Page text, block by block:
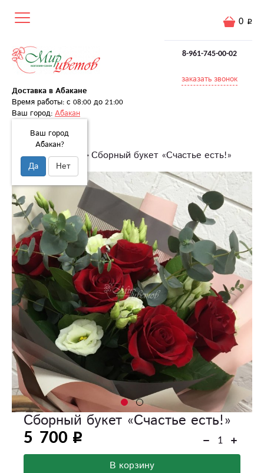
8-961-745-00-02
заказать звонок
Доставка в Абакане
Время работы: с 08:00 до 21:00
Ваш город: Абакан
Ваш город
Абакан?
Да Нет
0
Главная Букеты Сборный букет «Счастье есть!»
Сборный букет «Счастье есть!»
5 700
В корзину